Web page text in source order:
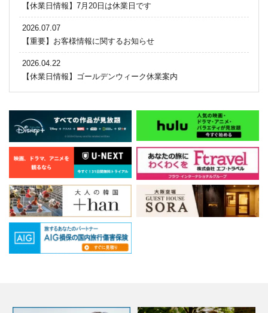
【休業日情報】7月20日は休業日です
2026.07.07
【重要】お客様情報に関するお知らせ
2026.04.22
【休業日情報】ゴールデンウィーク休業案内